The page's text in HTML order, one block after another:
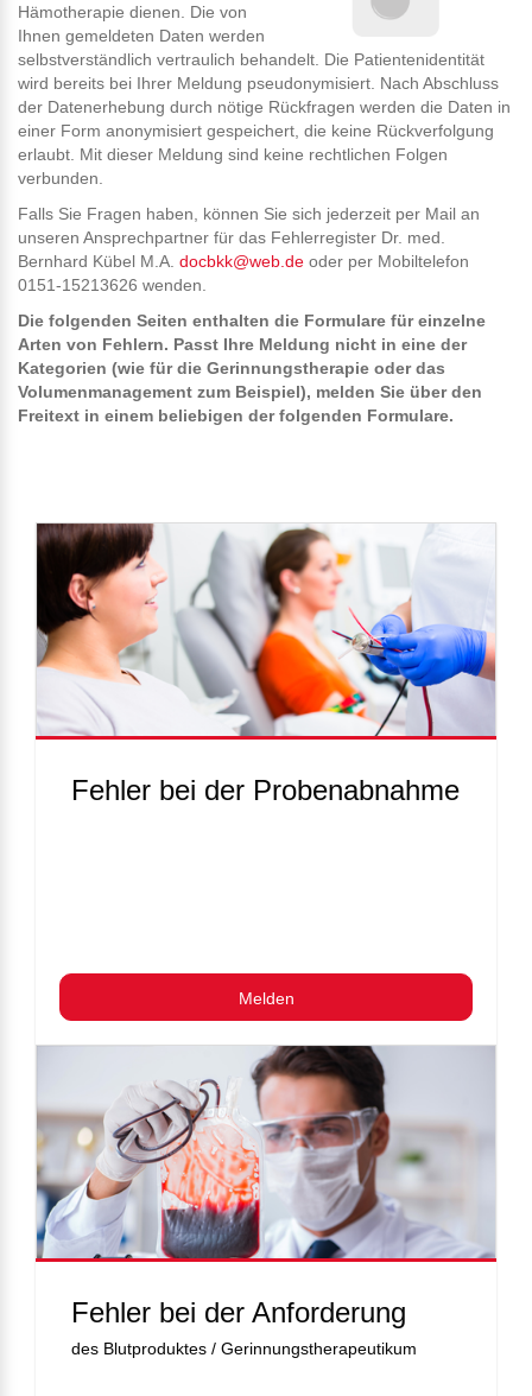
Hämotherapie dienen. Die von
Ihnen gemeldeten Daten werden
selbstverständlich vertraulich behandelt. Die Patientenidentität
wird bereits bei Ihrer Meldung pseudonymisiert. Nach Abschluss
der Datenerhebung durch nötige Rückfragen werden die Daten in
einer Form anonymisiert gespeichert, die keine Rückverfolgung
erlaubt. Mit dieser Meldung sind keine rechtlichen Folgen
verbunden.
Falls Sie Fragen haben, können Sie sich jederzeit per Mail an
unseren Ansprechpartner für das Fehlerregister Dr. med.
Bernhard Kübel M.A. docbkk@web.de oder per Mobiltelefon
0151-15213626 wenden.
Die folgenden Seiten enthalten die Formulare für einzelne
Arten von Fehlern. Passt Ihre Meldung nicht in eine der
Kategorien (wie für die Gerinnungstherapie oder das
Volumenmanagement zum Beispiel), melden Sie über den
Freitext in einem beliebigen der folgenden Formulare.
Fehler bei der Probenabnahme
Melden
Fehler bei der Anforderung
des Blutproduktes / Gerinnungstherapeutikum